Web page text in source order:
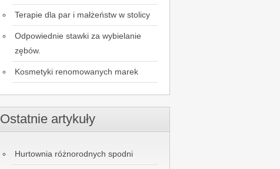
Terapie dla par i małżeństw w stolicy
Odpowiednie stawki za wybielanie
zębów.
Kosmetyki renomowanych marek
Ostatnie artykuły
Hurtownia różnorodnych spodni